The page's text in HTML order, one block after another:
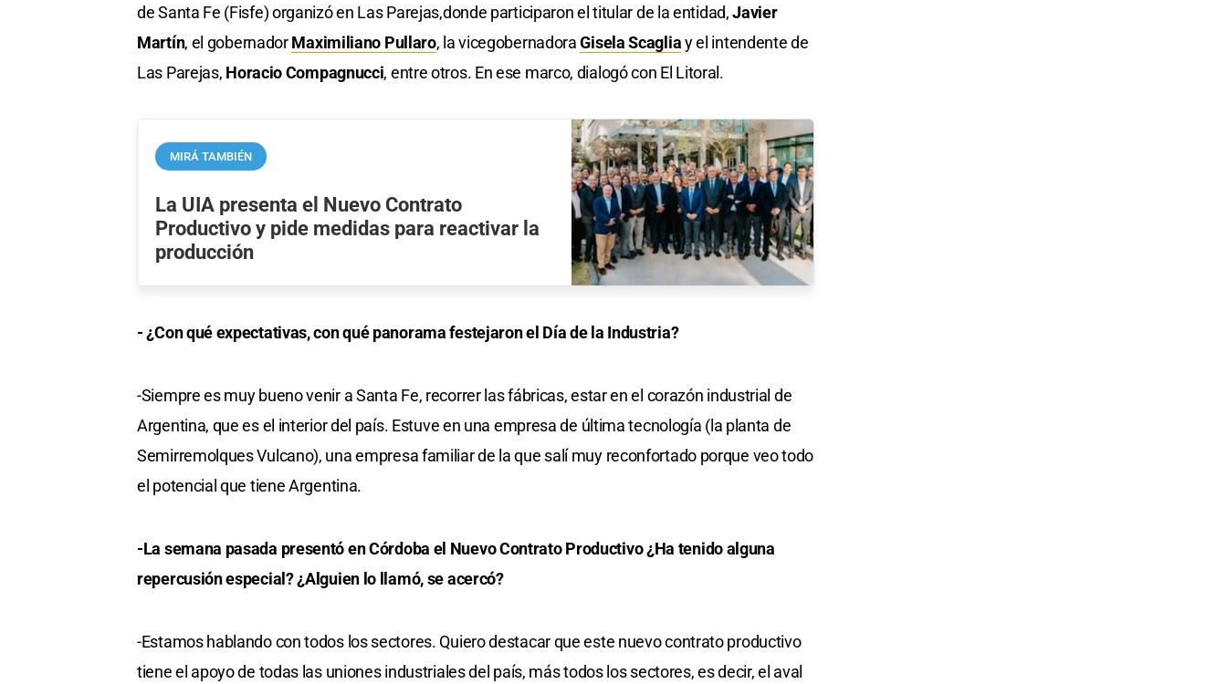
de Santa Fe (Fisfe) organizó en Las Parejas,donde participaron el titular de la entidad,Javier
Martín, el gobernadorMaximiliano Pullaro, la vicegobernadoraGisela Scagliay el intendente de
Las Parejas, Horacio Compagnucci, entre otros. En ese marco, dialogó con El Litoral.
MIRÁ TAMBIÉN
La UIA presenta el Nuevo Contrato
Productivo y pide medidas para reactivar la
producción
- ¿Con qué expectativas, con qué panorama festejaron el Día de la Industria?
-Siempre es muy bueno venir a Santa Fe, recorrer las fábricas, estar en el corazón industrial de
Argentina, que es el interior del país. Estuve en una empresa de última tecnología (la planta de
Semirremolques Vulcano), una empresa familiar de la que salí muy reconfortado porque veo todo
el potencial que tiene Argentina.
-La semana pasada presentó en Córdoba el Nuevo Contrato Productivo ¿Ha tenido alguna
repercusión especial? ¿Alguien lo llamó, se acercó?
-Estamos hablando con todos los sectores. Quiero destacar que este nuevo contrato productivo
tiene el apoyo de todas las uniones industriales del país, más todos los sectores, es decir, el aval